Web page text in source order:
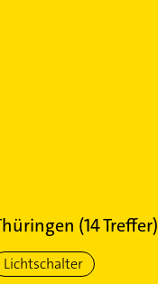
(14Treffer)
Lichtschalter